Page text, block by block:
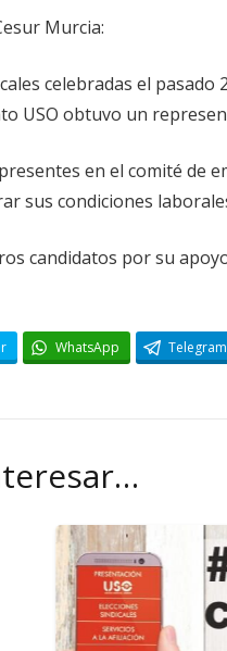
Murcia:
celebradas el pasado
USO obtuvo un
en el comité de
sus condiciones
candidatos por su
WhatsApp Telegram